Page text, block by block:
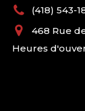
(418) 543-
468 Rue
Heures